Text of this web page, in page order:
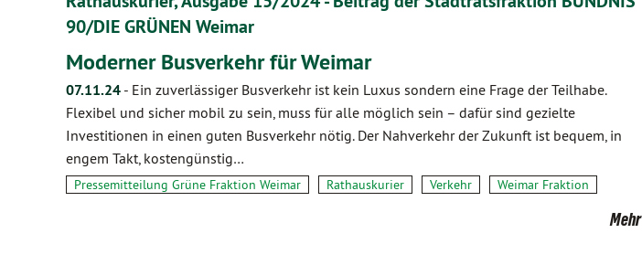
90/DIE GRÜNEN Weimar
Moderner Busverkehr für Weimar
07.11.24 - Ein zuverlässiger Busverkehr ist kein Luxus sondern eine Frage der Teilhabe.
Flexibel und sicher mobil zu sein, muss für alle möglich sein – dafür sind gezielte
Investitionen in einen guten Busverkehr nötig. Der Nahverkehr der Zukunft ist bequem, in
engem Takt, kostengünstig…
Pressemitteilung Grüne Fraktion Weimar Rathauskurier Verkehr Weimar Fraktion
Mehr